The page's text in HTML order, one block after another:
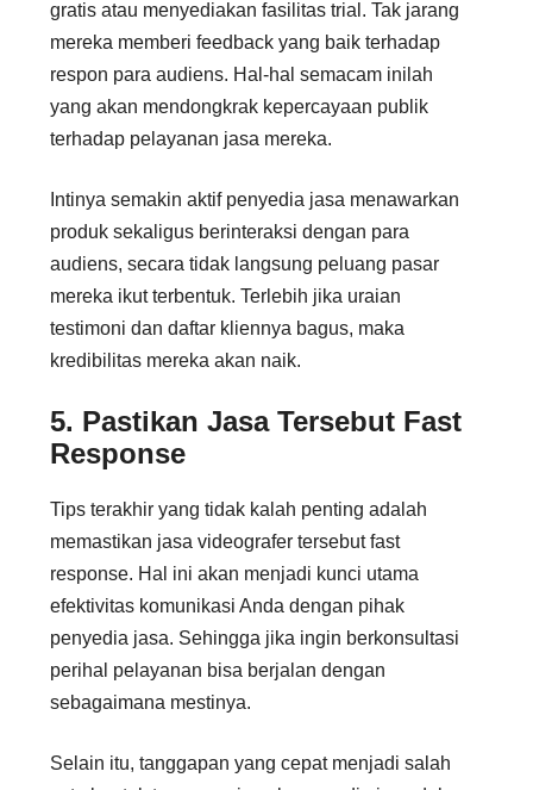
gratis atau menyediakan fasilitas trial. Tak jarang
mereka memberi feedback yang baik terhadap
respon para audiens. Hal-hal semacam inilah
yang akan mendongkrak kepercayaan publik
terhadap pelayanan jasa mereka.
Intinya semakin aktif penyedia jasa menawarkan
produk sekaligus berinteraksi dengan para
audiens, secara tidak langsung peluang pasar
mereka ikut terbentuk. Terlebih jika uraian
testimoni dan daftar kliennya bagus, maka
kredibilitas mereka akan naik.
5. Pastikan Jasa Tersebut Fast
Response
Tips terakhir yang tidak kalah penting adalah
memastikan jasa videografer tersebut fast
response. Hal ini akan menjadi kunci utama
efektivitas komunikasi Anda dengan pihak
penyedia jasa. Sehingga jika ingin berkonsultasi
perihal pelayanan bisa berjalan dengan
sebagaimana mestinya.
Selain itu, tanggapan yang cepat menjadi salah